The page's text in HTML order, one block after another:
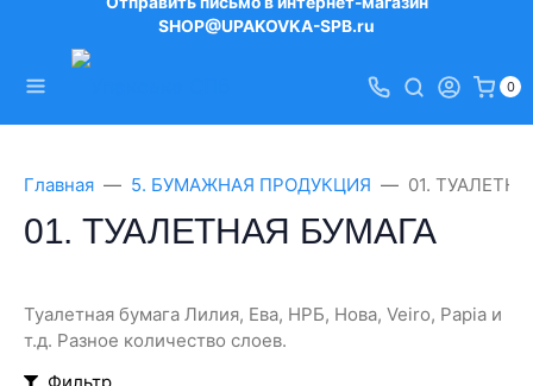
SHOP@UPAKOVKA-SPB.ru
0
Главная 5. БУМАЖНАЯ ПРОДУКЦИЯ 01.
01. ТУАЛЕТНАЯ БУМАГА
Туалетная бумага Лилия, Ева, НРБ, Нова, Veiro, Papia и
т.д. Разное количество слоев.